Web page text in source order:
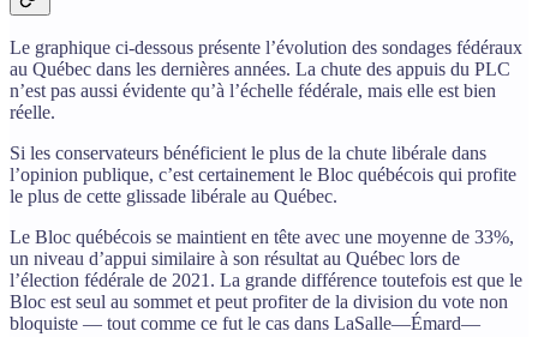
Le graphique ci-dessous présente l’évolution des sondages fédéraux
au Québec dans les dernières années. La chute des appuis du PLC
n’est pas aussi évidente qu’à l’échelle fédérale, mais elle est bien
réelle.
Si les conservateurs bénéficient le plus de la chute libérale dans
l’opinion publique, c’est certainement le Bloc québécois qui profite
le plus de cette glissade libérale au Québec.
Le Bloc québécois se maintient en tête avec une moyenne de 33%,
un niveau d’appui similaire à son résultat au Québec lors de
l’élection fédérale de 2021. La grande différence toutefois est que le
Bloc est seul au sommet et peut profiter de la division du vote non
bloquiste — tout comme ce fut le cas dans LaSalle—Émard—